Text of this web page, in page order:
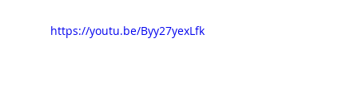
https://youtu.be/Byy27yexLfk